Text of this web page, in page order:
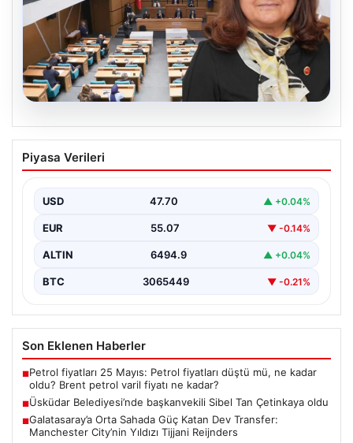
05.08.2026
Üsküdar Belediyesi’nde başkanvekili
Sibel Tan Çetinkaya oldu
Piyasa Verileri
USD 47.70 ▲ +0.04%
EUR 55.07 ▼ -0.14%
ALTIN 6494.9 ▲ +0.04%
BTC 3065449 ▼ -0.21%
Son Eklenen Haberler
■Petrol fiyatları 25 Mayıs: Petrol fiyatları düştü mü, ne kadar
oldu? Brent petrol varil fiyatı ne kadar?
■Üsküdar Belediyesi’nde başkanvekili Sibel Tan Çetinkaya oldu
■Galatasaray’a Orta Sahada Güç Katan Dev Transfer:
Manchester City’nin Yıldızı Tijjani Reijnders